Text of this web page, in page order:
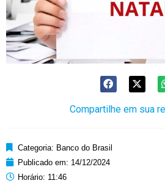
Compartilhe em sua
Categoria: Banco do Brasil
Publicado em: 14/12/2024
Horário: 11:46